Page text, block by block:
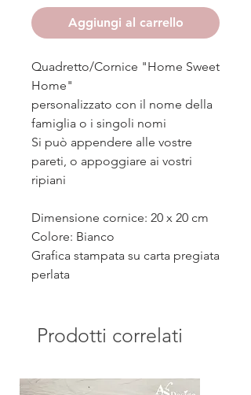
Aggiungi al carrello
Quadretto/Cornice "Home Sweet
Home"
personalizzato con il nome della
famiglia o i singoli nomi
Si può appendere alle vostre
pareti, o appoggiare ai vostri
ripiani
Dimensione cornice: 20 x 20 cm
Colore: Bianco
Grafica stampata su carta pregiata
perlata
Prodotti correlati